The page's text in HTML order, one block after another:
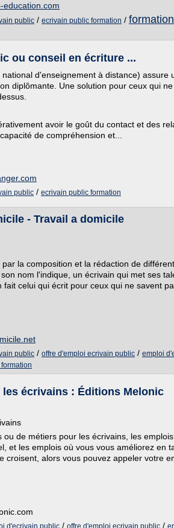
education.com
public / ecrivain public formation /
ou conseil en écriture ...
d'enseignement à distance) assure
diplômante. Une solution pour ceux qui
avoir le goût du contact et des
de compréhension et...
public / ecrivain public formation
- Travail a domicile
la composition et la rédaction de
nom l'indique, un écrivain qui met ses
celui qui écrit pour ceux qui ne savent
public / offre d'emploi ecrivain public / emploi
écrivains : Éditions Melonic
ou de métiers pour les écrivains, les
et les emplois où vous vous améliorez en
croisent, alors vous pouvez appeler votre
d'ecrivain public / offre d'emploi ecrivain public /